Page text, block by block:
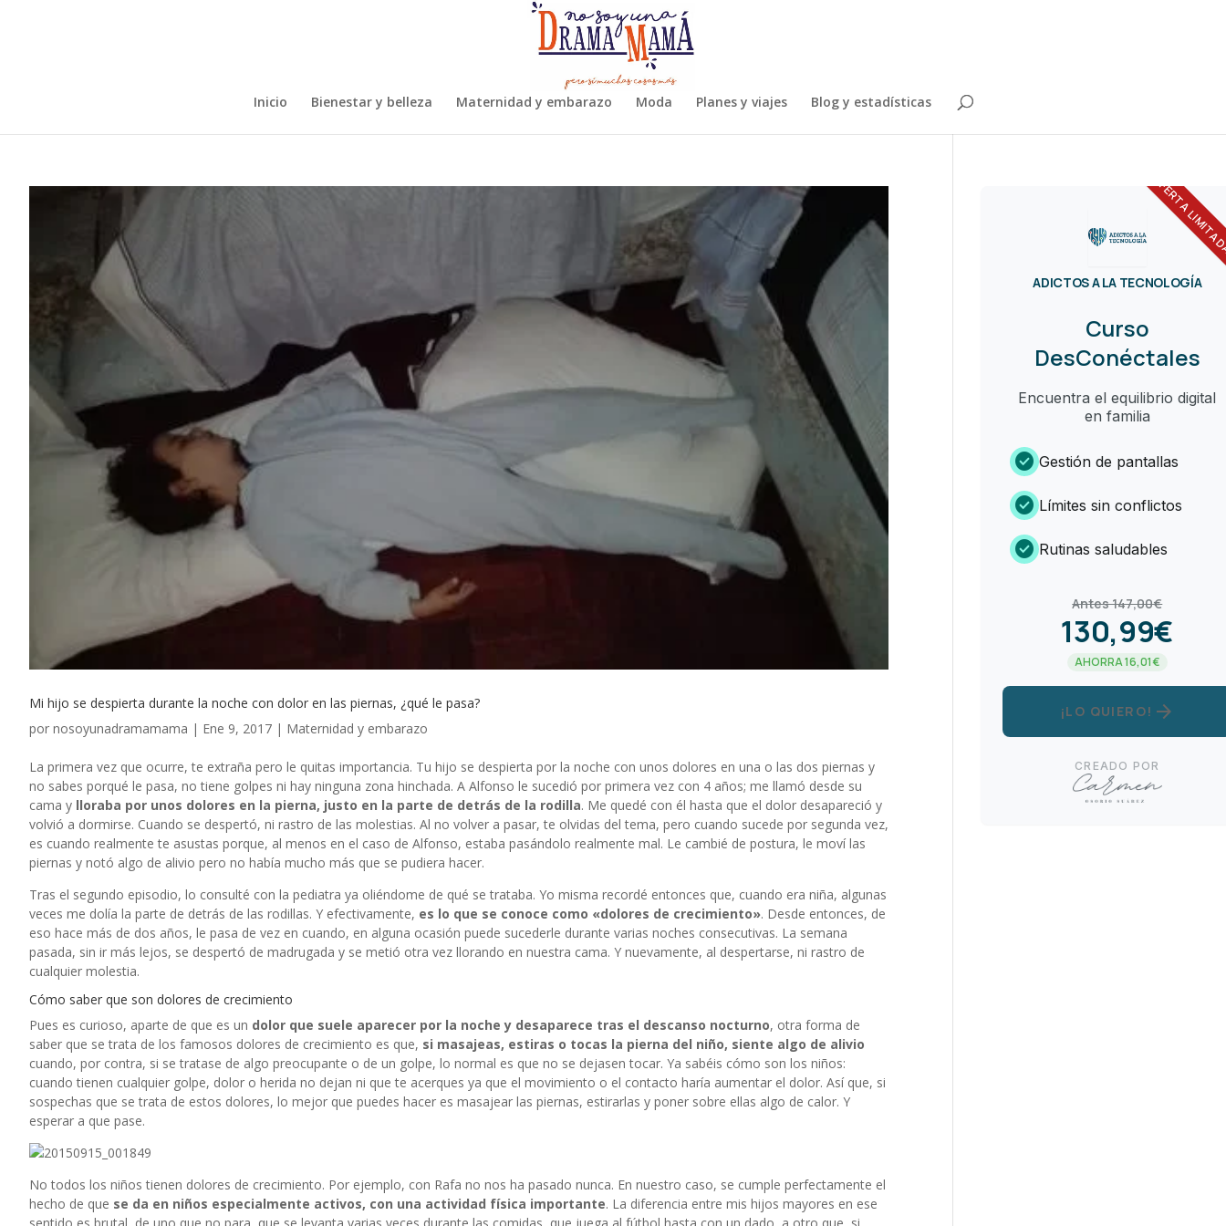
Inicio Bienestar y belleza Maternidad y embarazo Moda Planes y viajes Blog y estadísticas
Mi hijo se despierta durante la noche con dolor en las piernas, ¿qué le pasa?
por nosoyunadramamama | Ene 9, 2017 | Maternidad y embarazo
La primera vez que ocurre, te extraña pero le quitas importancia. Tu hijo se despierta por la noche con unos dolores en una o las dos piernas y
no sabes porqué le pasa, no tiene golpes ni hay ninguna zona hinchada. A Alfonso le sucedió por primera vez con 4 años; me llamó desde su
cama y lloraba por unos dolores en la pierna, justo en la parte de detrás de la rodilla. Me quedé con él hasta que el dolor desapareció y
volvió a dormirse. Cuando se despertó, ni rastro de las molestias. Al no volver a pasar, te olvidas del tema, pero cuando sucede por segunda vez,
es cuando realmente te asustas porque, al menos en el caso de Alfonso, estaba pasándolo realmente mal. Le cambié de postura, le moví las
piernas y notó algo de alivio pero no había mucho más que se pudiera hacer.
Tras el segundo episodio, lo consulté con la pediatra ya oliéndome de qué se trataba. Yo misma recordé entonces que, cuando era niña, algunas
veces me dolía la parte de detrás de las rodillas. Y efectivamente, es lo que se conoce como «dolores de crecimiento». Desde entonces, de
eso hace más de dos años, le pasa de vez en cuando, en alguna ocasión puede sucederle durante varias noches consecutivas. La semana
pasada, sin ir más lejos, se despertó de madrugada y se metió otra vez llorando en nuestra cama. Y nuevamente, al despertarse, ni rastro de
cualquier molestia.
Cómo saber que son dolores de crecimiento
Pues es curioso, aparte de que es un dolor que suele aparecer por la noche y desaparece tras el descanso nocturno, otra forma de
saber que se trata de los famosos dolores de crecimiento es que, si masajeas, estiras o tocas la pierna del niño, siente algo de alivio
cuando, por contra, si se tratase de algo preocupante o de un golpe, lo normal es que no se dejasen tocar. Ya sabéis cómo son los niños:
cuando tienen cualquier golpe, dolor o herida no dejan ni que te acerques ya que el movimiento o el contacto haría aumentar el dolor. Así que, si
sospechas que se trata de estos dolores, lo mejor que puedes hacer es masajear las piernas, estirarlas y poner sobre ellas algo de calor. Y
esperar a que pase.
No todos los niños tienen dolores de crecimiento. Por ejemplo, con Rafa no nos ha pasado nunca. En nuestro caso, se cumple perfectamente el
hecho de que se da en niños especialmente activos, con una actividad física importante. La diferencia entre mis hijos mayores en ese
sentido es brutal, de uno que no para, que se levanta varias veces durante las comidas, que juega al fútbol hasta con un dado, a otro que, si
OFERTA
ADICTOS A LA TECNOLOGÍA
Curso
DesConéctales
Encuentra el equilibrio digital
en familia
check_circle Gestión de pantallas
check_circle Límites sin conflictos
check_circle Rutinas saludables
Antes 147,00€
130,99€
AHORRA 16,01€
¡LO QUIERO! arrow_forward
CREADO POR